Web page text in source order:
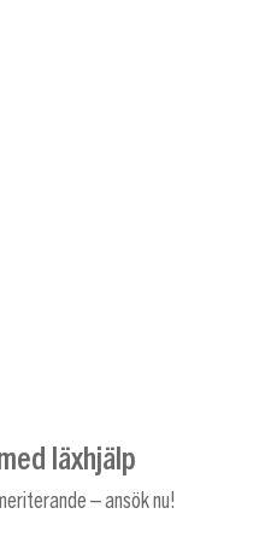
läxhjälp
– ansök nu!